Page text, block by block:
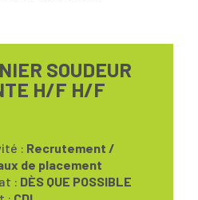
SOUDEUR
H/F H/F
: Recrutement /
de placement
: DÈS QUE POSSIBLE